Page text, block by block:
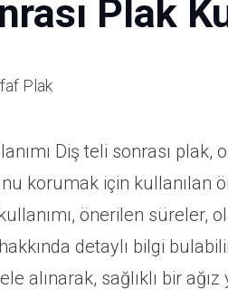
Plak
Plak
Diş teli sonrası
korumak için kullanılan
önerilen süreler,
detaylı bilgi
alınarak, sağlıklı bir ağız